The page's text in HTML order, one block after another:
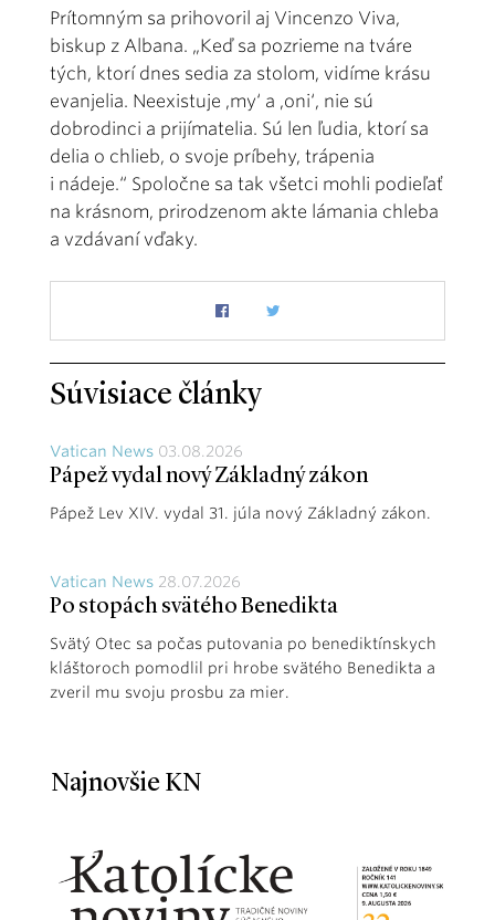
Prítomným sa prihovoril aj Vincenzo Viva,
biskup z Albana. „Keď sa pozrieme na tváre
tých, ktorí dnes sedia za stolom, vidíme krásu
evanjelia. Neexistuje ‚my‘ a ‚oni‘, nie sú
dobrodinci a prijímatelia. Sú len ľudia, ktorí sa
delia o chlieb, o svoje príbehy, trápenia
i nádeje.“ Spoločne sa tak všetci mohli podieľať
na krásnom, prirodzenom akte lámania chleba
a vzdávaní vďaky.
Súvisiace články
Vatican News 03.08.2026
Pápež vydal nový Základný zákon
Pápež Lev XIV. vydal 31. júla nový Základný zákon.
Vatican News 28.07.2026
Po stopách svätého Benedikta
Svätý Otec sa počas putovania po benediktínskych
kláštoroch pomodlil pri hrobe svätého Benedikta a
zveril mu svoju prosbu za mier.
Najnovšie KN